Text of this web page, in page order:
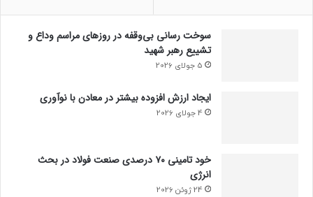
سوخت رسانی بی‌وقفه در روز‌های مراسم وداع و
تشییع رهبر شهید
5 جولای 2026
ایجاد ارزش افزوده بیشتر در معادن با نوآوری
4 جولای 2026
خود تامینی ۷۰ درصدی صنعت فولاد در بحث
انرژی
24 ژوئن 2026